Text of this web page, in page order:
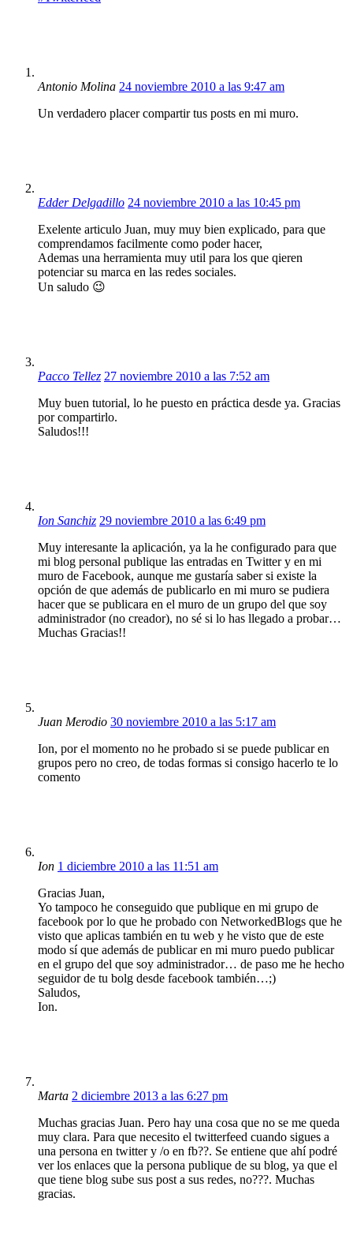
Antonio Molina 24 noviembre 2010 a las 9:47 am
Un verdadero placer compartir tus posts en mi muro.
Edder Delgadillo 24 noviembre 2010 a las 10:45 pm
Exelente articulo Juan, muy muy bien explicado, para que
comprendamos facilmente como poder hacer,
Ademas una herramienta muy util para los que qieren
potenciar su marca en las redes sociales.
Un saludo 😉
Pacco Tellez 27 noviembre 2010 a las 7:52 am
Muy buen tutorial, lo he puesto en práctica desde ya. Gracias
por compartirlo.
Saludos!!!
Ion Sanchiz 29 noviembre 2010 a las 6:49 pm
Muy interesante la aplicación, ya la he configurado para que
mi blog personal publique las entradas en Twitter y en mi
muro de Facebook, aunque me gustaría saber si existe la
opción de que además de publicarlo en mi muro se pudiera
hacer que se publicara en el muro de un grupo del que soy
administrador (no creador), no sé si lo has llegado a probar…
Muchas Gracias!!
Juan Merodio 30 noviembre 2010 a las 5:17 am
Ion, por el momento no he probado si se puede publicar en
grupos pero no creo, de todas formas si consigo hacerlo te lo
comento
Ion 1 diciembre 2010 a las 11:51 am
Gracias Juan,
Yo tampoco he conseguido que publique en mi grupo de
facebook por lo que he probado con NetworkedBlogs que he
visto que aplicas también en tu web y he visto que de este
modo sí que además de publicar en mi muro puedo publicar
en el grupo del que soy administrador… de paso me he hecho
seguidor de tu bolg desde facebook también…;)
Saludos,
Ion.
Marta 2 diciembre 2013 a las 6:27 pm
Muchas gracias Juan. Pero hay una cosa que no se me queda
muy clara. Para que necesito el twitterfeed cuando sigues a
una persona en twitter y /o en fb??. Se entiene que ahí podré
ver los enlaces que la persona publique de su blog, ya que el
que tiene blog sube sus post a sus redes, no???. Muchas
gracias.